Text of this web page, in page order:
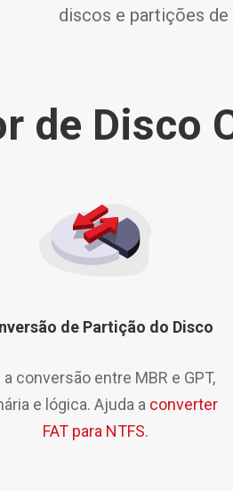
discos e partições
de Disco
de Partição do Disco
a conversão entre MBR e GPT,
e lógica. Ajuda a converter
FAT para NTFS.